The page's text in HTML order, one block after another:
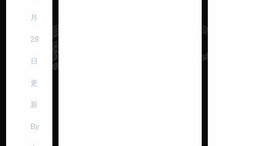
月
28
日
更
新
By